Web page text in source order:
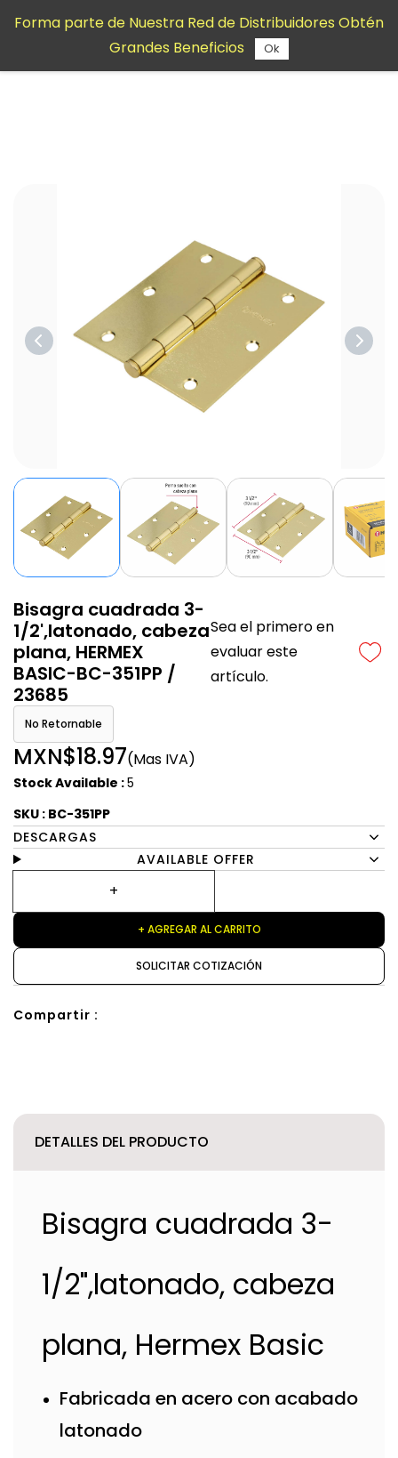
contenido
Bisagra cuadrada 3-
1/2',latonado, cabeza
plana, HERMEX
BASIC-BC-351PP /
23685
Sea el primero en
evaluar este
artículo.
No Retornable
MXN$18.97(Mas IVA)
Stock Available :5
SKU : BC-351PP
DESCARGAS
AVAILABLE OFFER
+ AGREGAR AL CARRITO
SOLICITAR COTIZACIÓN
Compartir :
DETALLES DEL PRODUCTO
Bisagra cuadrada 3-
1/2",latonado, cabeza
plana, Hermex Basic
Fabricada en acero con acabado
latonado
Forma parte de Nuestra Red de Distribuidores Obtén
Grandes Beneficios
Ok